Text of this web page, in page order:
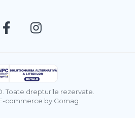
Toate drepturile rezervate.
commerce by Gomag